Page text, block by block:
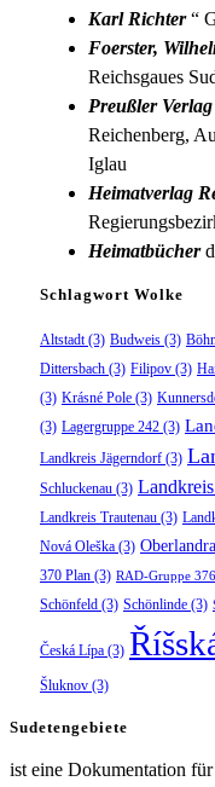
Karl Richter“
Foerster,
Reichsgaues
Preußler
Reichenberg,
Iglau
Heimatverlag
Heimatbücher
Schlagwort Wolke
Altstadt (3) Budweis (3)
Dittersbach (3) Filipov (3)
(3) Krásné Pole (3)
(3) Lagergruppe 242 (3)
Landkreis Jägerndorf (3)
Schluckenau (3)
Landkreis Trautenau (3)
Nová Oleška (3)
370 Plan (3) RAD-Gruppe 376
Schönfeld (3) Schönlinde (3)
Česká Lípa (3)
Šluknov (3)
Sudetengebiete
ist eine Dokumentation